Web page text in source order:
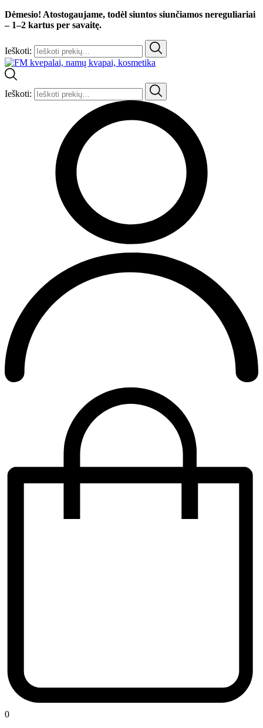
Dėmesio! Atostogaujame, todėl siuntos siunčiamos nereguliariai
– 1–2 kartus per savaitę.
Ieškoti:
Ieškoti:
0